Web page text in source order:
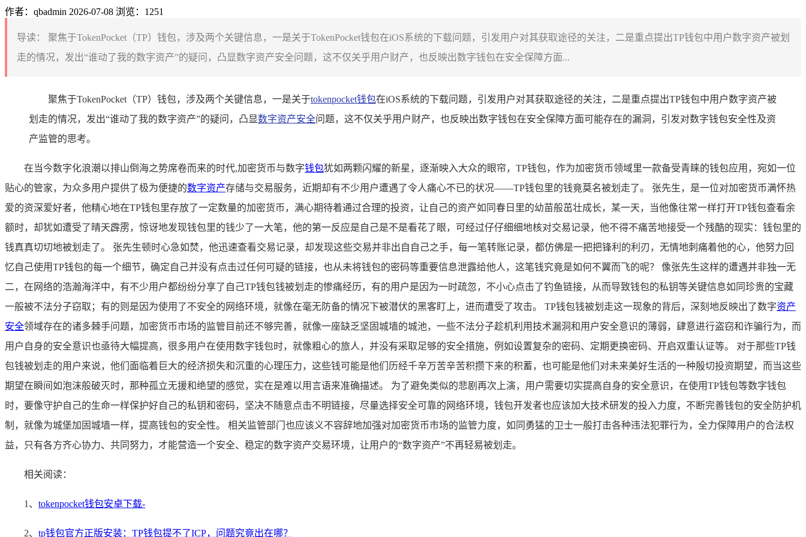
作者：qbadmin 2026-07-08 浏览：1251
导读：
聚焦于TokenPocket（TP）钱包，涉及两个关键信息，一是关于TokenPocket钱包在iOS系统的下载问题，引发用户对其获取途径的关注，二是重点提出TP钱包中用户数字资产被划
走的情况，发出“谁动了我的数字资产”的疑问，凸显数字资产安全问题，这不仅关乎用户财产，也反映出数字钱包在安全保障方面...
聚焦于TokenPocket（TP）钱包，涉及两个关键信息，一是关于tokenpocket钱包在iOS系统的下载问题，引发用户对其获取途径的关注，二是重点提出TP钱包中用户数字资产被
划走的情况，发出“谁动了我的数字资产”的疑问，凸显数字资产安全问题，这不仅关乎用户财产，也反映出数字钱包在安全保障方面可能存在的漏洞，引发对数字钱包安全性及资
产监管的思考。
在当今数字化浪潮以排山倒海之势席卷而来的时代,加密货币与数字钱包犹如两颗闪耀的新星，逐渐映入大众的眼帘，TP钱包，作为加密货币领域里一款备受青睐的钱包应用，宛如一位
贴心的管家，为众多用户提供了极为便捷的数字资产存储与交易服务，近期却有不少用户遭遇了令人痛心不已的状况——TP钱包里的钱竟莫名被划走了。 张先生，是一位对加密货币满怀热
爱的资深爱好者，他精心地在TP钱包里存放了一定数量的加密货币，满心期待着通过合理的投资，让自己的资产如同春日里的幼苗般茁壮成长，某一天，当他像往常一样打开TP钱包查看余
额时，却犹如遭受了晴天霹雳，惊讶地发现钱包里的钱少了一大笔，他的第一反应是自己是不是看花了眼，可经过仔仔细细地核对交易记录，他不得不痛苦地接受一个残酷的现实：钱包里的
钱真真切切地被划走了。 张先生顿时心急如焚，他迅速查看交易记录，却发现这些交易并非出自自己之手，每一笔转账记录，都仿佛是一把把锋利的利刃，无情地刺痛着他的心，他努力回
忆自己使用TP钱包的每一个细节，确定自己并没有点击过任何可疑的链接，也从未将钱包的密码等重要信息泄露给他人，这笔钱究竟是如何不翼而飞的呢？ 像张先生这样的遭遇并非独一无
二，在网络的浩瀚海洋中，有不少用户都纷纷分享了自己TP钱包钱被划走的惨痛经历，有的用户是因为一时疏忽，不小心点击了钓鱼链接，从而导致钱包的私钥等关键信息如同珍贵的宝藏
一般被不法分子窃取；有的则是因为使用了不安全的网络环境，就像在毫无防备的情况下被潜伏的黑客盯上，进而遭受了攻击。 TP钱包钱被划走这一现象的背后，深刻地反映出了数字资产
安全领域存在的诸多棘手问题，加密货币市场的监管目前还不够完善，就像一座缺乏坚固城墙的城池，一些不法分子趁机利用技术漏洞和用户安全意识的薄弱，肆意进行盗窃和诈骗行为，而
用户自身的安全意识也亟待大幅提高，很多用户在使用数字钱包时，就像粗心的旅人，并没有采取足够的安全措施，例如设置复杂的密码、定期更换密码、开启双重认证等。 对于那些TP钱
包钱被划走的用户来说，他们面临着巨大的经济损失和沉重的心理压力，这些钱可能是他们历经千辛万苦辛苦积攒下来的积蓄，也可能是他们对未来美好生活的一种殷切投资期望，而当这些
期望在瞬间如泡沫般破灭时，那种孤立无援和绝望的感觉，实在是难以用言语来准确描述。 为了避免类似的悲剧再次上演，用户需要切实提高自身的安全意识，在使用TP钱包等数字钱包
时，要像守护自己的生命一样保护好自己的私钥和密码，坚决不随意点击不明链接，尽量选择安全可靠的网络环境，钱包开发者也应该加大技术研发的投入力度，不断完善钱包的安全防护机
制，就像为城堡加固城墙一样，提高钱包的安全性。 相关监管部门也应该义不容辞地加强对加密货币市场的监管力度，如同勇猛的卫士一般打击各种违法犯罪行为，全力保障用户的合法权
益，只有各方齐心协力、共同努力，才能营造一个安全、稳定的数字资产交易环境，让用户的“数字资产”不再轻易被划走。
相关阅读：
1、 tokenpocket钱包安卓下载-
2、 tp钱包官方正版安装：TP钱包提不了ICP，问题究竟出在哪？